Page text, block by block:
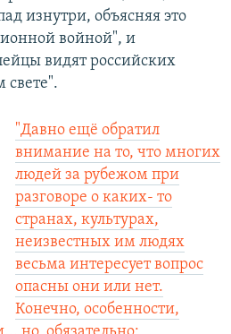
изнутри, объясняя это
войной", и
видят российских
свете".
"Давно ещё обратил
внимание на то, что многих
людей за рубежом при
разговоре о каких- то
странах, культурах,
неизвестных им людях
весьма интересует вопрос
опасны они или нет.
Конечно, особенности,